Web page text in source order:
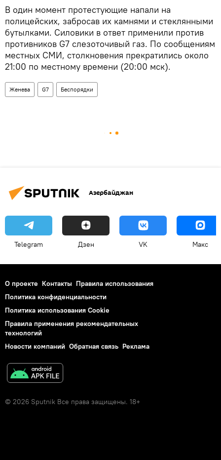
В один момент протестующие напали на
полицейских, забросав их камнями и стеклянными
бутылками. Силовики в ответ применили против
противников G7 слезоточивый газ. По сообщениям
местных СМИ, столкновения прекратились около
21:00 по местному времени (20:00 мск).
Женева G7 Беспорядки
Азербайджан
Telegram Дзен VK Макс
О проекте Контакты Правила использования
Политика конфиденциальности
Политика использования Cookie
Правила применения рекомендательных
технологий
Новости компаний Обратная связь Реклама
© 2026 Sputnik Все права защищены. 18+